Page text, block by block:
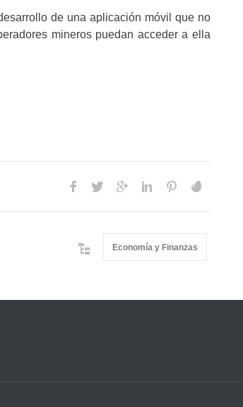
de una aplicación móvil que no
mineros puedan acceder a ella
Economía y Finanzas